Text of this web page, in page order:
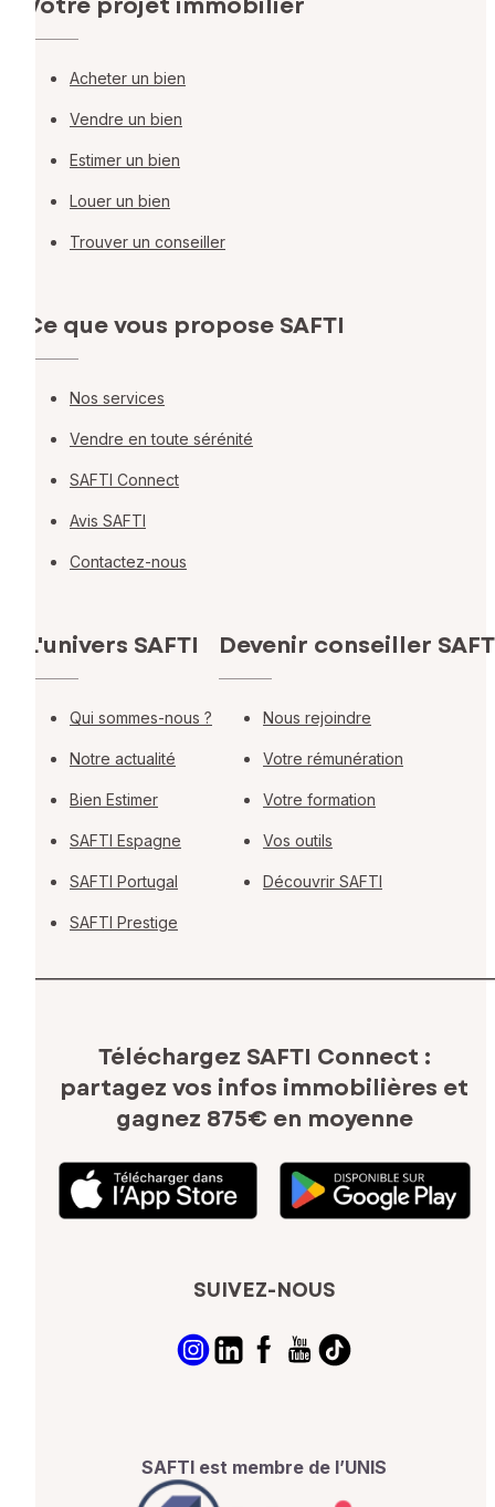
Acheter un bien
Vendre un bien
Estimer un bien
Louer un bien
Trouver un conseiller
Ce que vous propose SAFTI
Nos services
Vendre en toute sérénité
SAFTI Connect
Avis SAFTI
Contactez-nous
L'univers SAFTI
Qui sommes-nous ?
Notre actualité
Bien Estimer
SAFTI Espagne
SAFTI Portugal
SAFTI Prestige
Devenir conseiller
Nous rejoindre
Votre rémunération
Votre formation
Vos outils
Découvrir SAFTI
Téléchargez SAFTI Connect :
partagez vos infos immobilières et
gagnez 875€ en moyenne
SUIVEZ-NOUS
SAFTI est membre de l’UNIS